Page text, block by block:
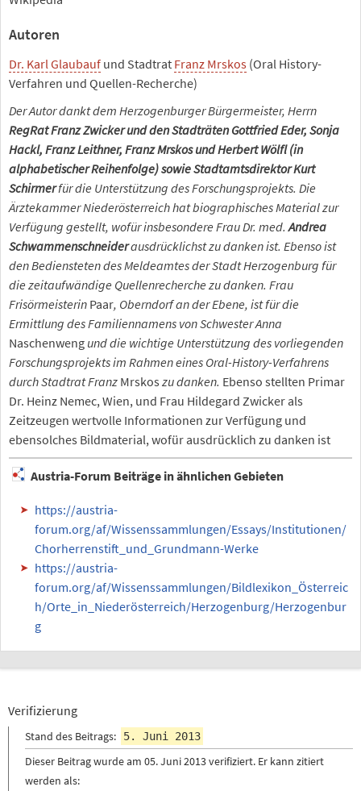
Autoren
Dr. Karl Glaubauf und Stadtrat Franz Mrskos (Oral History-
Verfahren und Quellen-Recherche)
Der Autor dankt dem Herzogenburger Bürgermeister, Herrn
RegRat Franz Zwicker und den Stadträten Gottfried Eder, Sonja
Hackl, Franz Leithner, Franz Mrskos und Herbert Wölfl (in
alphabetischer Reihenfolge) sowie Stadtamtsdirektor Kurt
Schirmerfür die Unterstützung des Forschungsprojekts. Die
Ärztekammer Niederösterreich hat biographisches Material zur
Verfügung gestellt, wofür insbesondere Frau Dr. med.Andrea
Schwammenschneiderausdrücklichst zu danken ist. Ebenso ist
den Bediensteten des Meldeamtes der Stadt Herzogenburg für
die zeitaufwändige Quellenrecherche zu danken. Frau
Frisörmeisterin Paar, Oberndorf an der Ebene, ist für die
Ermittlung des Familiennamens von Schwester Anna
Naschenweng und die wichtige Unterstützung des vorliegenden
Forschungsprojekts im Rahmen eines Oral-History-Verfahrens
durch Stadtrat Franz Mrskos zu danken. Ebenso stellten Primar
Dr. Heinz Nemec, Wien, und Frau Hildegard Zwicker als
Zeitzeugen wertvolle Informationen zur Verfügung und
ebensolches Bildmaterial, wofür ausdrücklich zu danken ist
Austria-Forum Beiträge in ähnlichen Gebieten
https://austria-
forum.org/af/Wissenssammlungen/Essays/Institutionen/
Chorherrenstift_und_Grundmann-Werke
https://austria-
forum.org/af/Wissenssammlungen/Bildlexikon_Österreic
h/Orte_in_Niederösterreich/Herzogenburg/Herzogenbur
g
Verifizierung
Stand des Beitrags: 5. Juni 2013
Dieser Beitrag wurde am 05. Juni 2013verifiziert. Er kann zitiert
werden als: